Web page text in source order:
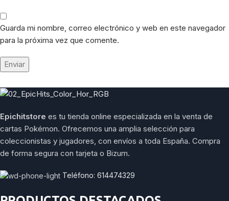
Guarda mi nombre, correo electrónico y web en este navegador
para la próxima vez que comente.
Epichitstore es tu tienda online especializada en la venta de
cartas Pokémon. Ofrecemos una amplia selección para
coleccionistas y jugadores, con envíos a toda España. Compra
de forma segura con tarjeta o Bizum.
Teléfono: 614474329